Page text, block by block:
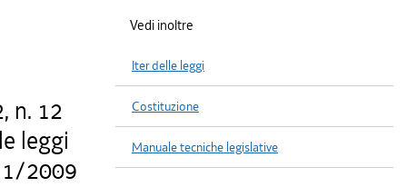
n. 12
leggi
2009
Vedi inoltre
Iter delle leggi
Costituzione
Manuale tecniche legislative